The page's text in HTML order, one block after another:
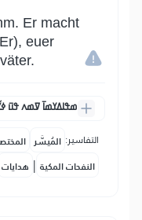
Er macht
euer
ߘߟߊߡߌߘߊ߫ ߜߘߍ ߟߎ߫
التفاسير: المُيسَّر
النفحات المكية | هدايات